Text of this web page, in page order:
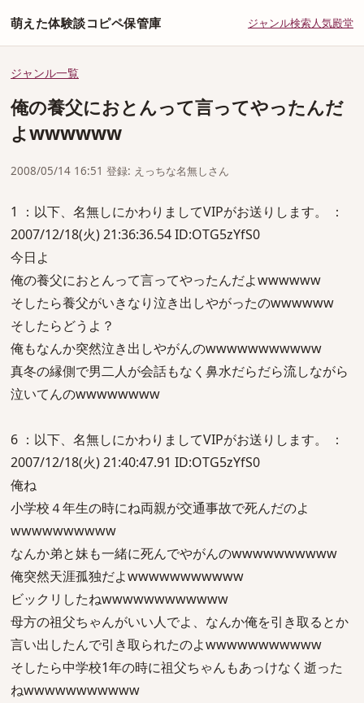
萌えた体験談コピペ保管庫 ジャンル検索人気殿堂
ジャンル一覧
俺の養父におとんって言ってやったんだ
よwwwwww
2008/05/14 16:51 登録: えっちな名無しさん
1 ：以下、名無しにかわりましてVIPがお送りします。 ：
2007/12/18(火) 21:36:36.54 ID:OTG5zYfS0
今日よ
俺の養父におとんって言ってやったんだよwwwwww
そしたら養父がいきなり泣き出しやがったのwwwwww
そしたらどうよ？
俺もなんか突然泣き出しやがんのwwwwwwwwwww
真冬の縁側で男二人が会話もなく鼻水だらだら流しながら
泣いてんのwwwwwwww
6 ：以下、名無しにかわりましてVIPがお送りします。 ：
2007/12/18(火) 21:40:47.91 ID:OTG5zYfS0
俺ね
小学校４年生の時にね両親が交通事故で死んだのよ
wwwwwwwwww
なんか弟と妹も一緒に死んでやがんのwwwwwwwwww
俺突然天涯孤独だよwwwwwwwwwww
ビックリしたねwwwwwwwwwwww
母方の祖父ちゃんがいい人でよ、なんか俺を引き取るとか
言い出したんで引き取られたのよwwwwwwwwwww
そしたら中学校1年の時に祖父ちゃんもあっけなく逝った
ねwwwwwwwwwww